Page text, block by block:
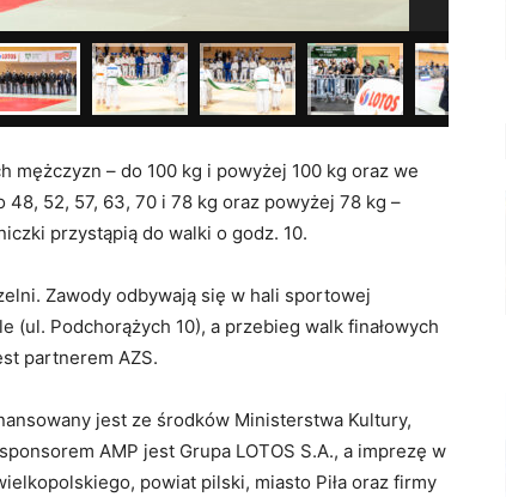
mężczyzn – do 100 kg i powyżej 100 kg oraz we
52, 57, 63, 70 i 78 kg oraz powyżej 78 kg –
przystąpią do walki o godz. 10.
Zawody odbywają się w hali sportowej
(ul. Podchorążych 10), a przebieg walk finałowych
partnerem AZS.
jest ze środków Ministerstwa Kultury,
AMP jest Grupa LOTOS S.A., a imprezę w
powiat pilski, miasto Piła oraz firmy